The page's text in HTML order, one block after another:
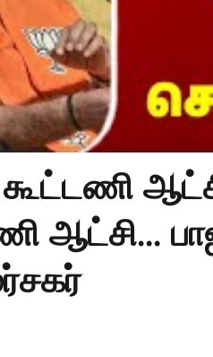
கூட்டணி
ஆட்சி...